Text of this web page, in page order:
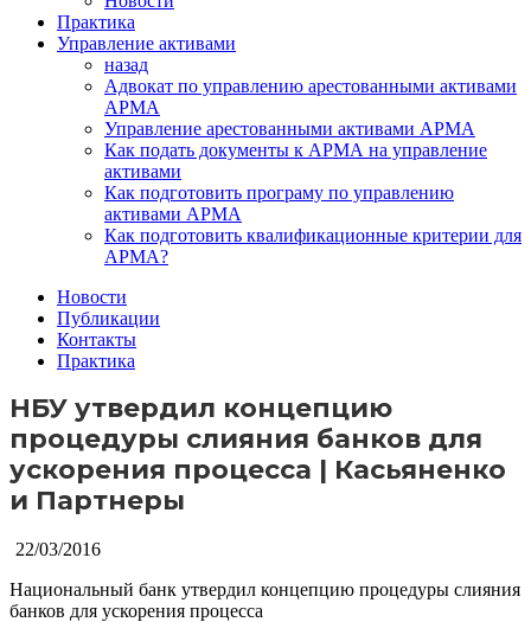
Практика
Управление активами
назад
Адвокат по управлению арестованными активами
АРМА
Управление арестованными активами АРМА
Как подать документы к АРМА на управление
активами
Как подготовить програму по управлению
активами АРМА
Как подготовить квалификационные критерии для
АРМА?
Новости
Публикации
Контакты
Практика
НБУ утвердил концепцию
процедуры слияния банков для
ускорения процесса | Касьяненко
и Партнеры
22/03/2016
Национальный банк утвердил концепцию процедуры слияния
банков для ускорения процесса